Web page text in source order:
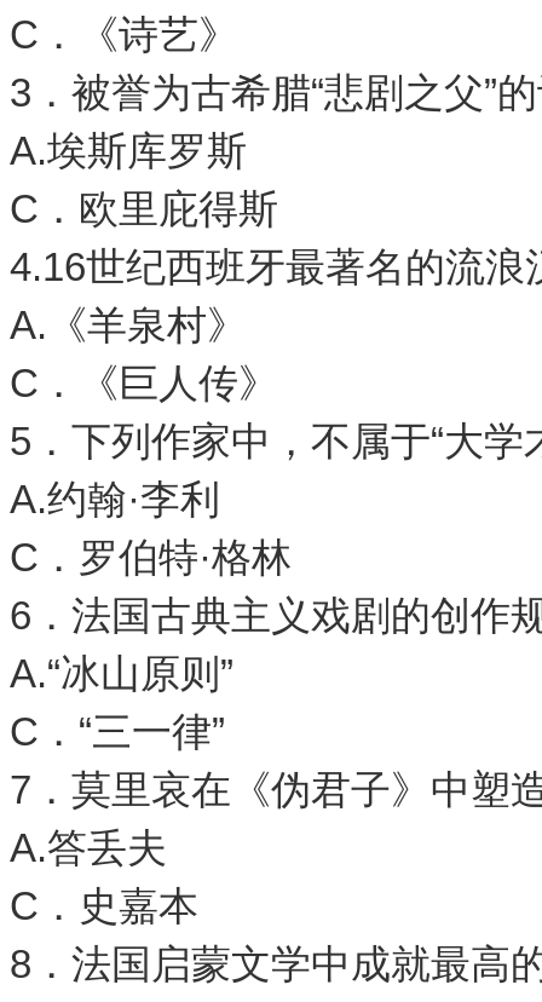
C．《诗艺》
3．被誉为古希腊“悲剧之父”
A.埃斯库罗斯
C．欧里庇得
4.16世纪西班牙最著名的流浪
A.《羊泉村》
C．《巨人传》
5．下列作家中，不属于“大学
A.约翰·李
C．罗伯特·格
6．法国古典主义戏剧的创作
A.“冰山原则”
C．“三一律”
7．莫里哀在《伪君子》中塑
A.答丢夫
C．史嘉本
8．法国启蒙文学中成就最高